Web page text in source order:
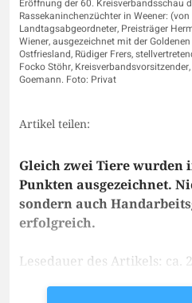
Eröffnung der 60. Kreisverbandsschau
Rassekaninchenzüchter in Weener:
Landtagsabgeordneter, Preisträger
Wiener, ausgezeichnet mit der
Ostfriesland, Rüdiger Frers,
Focko Stöhr,
Goemann. Foto: Privat
Artikel teilen:
Gleich zwei Tiere wurden
Punkten ausgezeichnet.
sondern auch
erfolgreich.
Lesedauer des Artikels: ca.